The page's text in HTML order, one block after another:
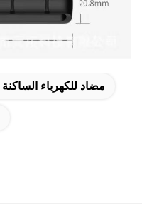
حامل كابل USB مضاد للكهرباء الساكنة